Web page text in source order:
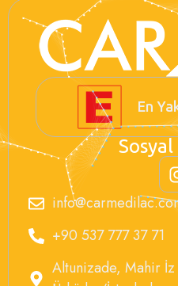
En
+90 537 777 37 71
Altunizade, Mahir